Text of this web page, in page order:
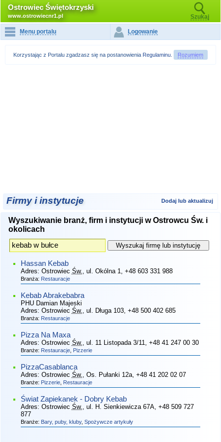
Ostrowiec Świętokrzyski
www.ostrowiecnr1.pl Szukaj
Menu portalu Logowanie
Korzystając z Portalu zgadzasz się na postanowienia Regulaminu Rozumiem
Firmy i instytucje Dodaj lub aktualizuj
Wyszukiwanie branż, firm i instytucji w Ostrowcu Św. i
okolicach
Hassan Kebab
Adres: Ostrowiec Św. , ul. Okólna 1 , +48 603 331 988
Branża: Restauracje
Kebab Abrakebabra
PHU Damian Majeski
Adres: Ostrowiec Św. , ul. Długa 103, +48 500 402 685
Branża: Restauracje
Pizza Na Maxa
Adres: Ostrowiec Św. , ul. 11 Listopada 3/11 , +48 41 247 00 30
Branże: Restauracje, Pizzerie
PizzaCasablanca
Adres: Ostrowiec Św. , Os. Pułanki 12a, +48 41 202 02 07
Branże: Pizzerie, Restauracje
Świat Zapiekanek - Dobry Kebab
Adres: Ostrowiec Św. , ul. H. Sienkiewicza 67A, +48 509 727
877
Branże: Bary, puby, kluby, Spożywcze artykuły